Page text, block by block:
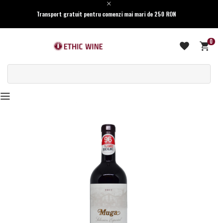
Transport gratuit pentru comenzi mai mari de 250 RON
0